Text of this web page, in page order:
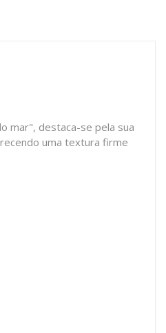
mar", destaca-se pela sua
uma textura firme